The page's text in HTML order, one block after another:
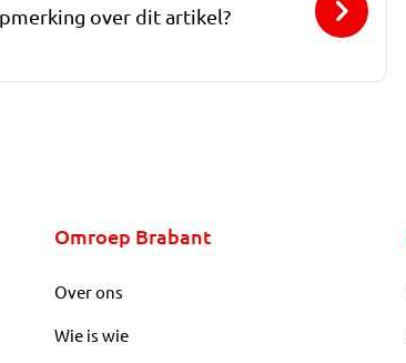
over dit artikel?
Omroep Brabant
Over ons
Wie is wie